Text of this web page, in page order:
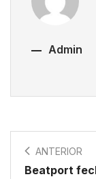
Admin
ANTERIOR
Beatport